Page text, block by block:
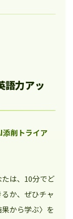
語力アッ
添削トライア
は、10分でど
か、ぜひチャ
から学ぶ〉を